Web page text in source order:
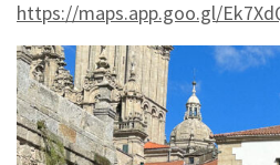
https://maps.app.goo.gl/